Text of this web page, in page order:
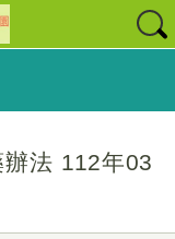
法 112年03